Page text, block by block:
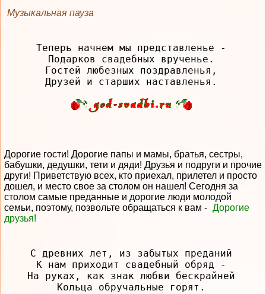
Музыкальная пауза
Теперь начнем мы представленье -
Подарков свадебных врученье.
Гостей любезных поздравленья,
Дорогие гости! Дорогие папы и мамы, братья, сестры,
бабушки, дедушки, тети и дяди! Друзья и подруги и прочие
други! Приветствую всех, кто приехал, прилетел и просто
дошел, и место свое за столом он нашел! Сегодня за
столом самые преданные и дорогие люди молодой
семьи, поэтому, позвольте обращаться к вам - Дорогие
друзья!
С древних лет, из забытых преданий
К нам приходит свадебный обряд -
На руках, как знак любви бескрайней
Кольца обручальные горят.